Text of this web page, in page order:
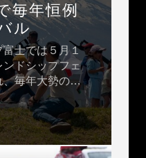
毎年恒例
ル
士では５月１
ンドシップフェ
、毎年大勢の地
、日米友好を